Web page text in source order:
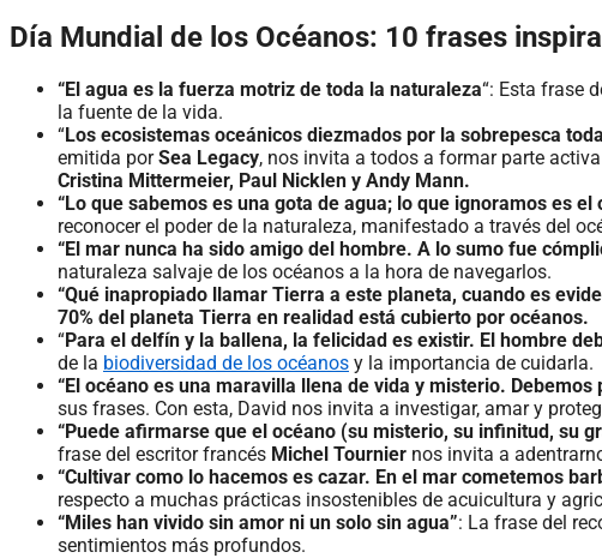
Día Mundial de los Océanos: 10 frases
“El agua es la fuerza motriz de toda la naturaleza“: Esta frase
la fuente de la vida.
“Los ecosistemas oceánicos diezmados por la sobrepesca
emitida porSea Legacy, nos invita a todos a formar parte
Cristina Mittermeier, Paul Nicklen y Andy Mann.
“Lo que sabemos es una gota de agua; lo que ignoramos es el
reconocer el poder de la naturaleza, manifestado a través del
“El mar nunca ha sido amigo del hombre. A lo sumo fue
naturaleza salvaje de los océanos a la hora de navegarlos.
“Qué inapropiado llamar Tierra a este planeta, cuando es
70% del planeta Tierra en realidad está cubierto por océanos.
“Para el delfín y la ballena, la felicidad es existir. El hombre
de la biodiversidad de los océanos y la importancia de cuidarla.
“El océano es una maravilla llena de vida y misterio.
sus frases. Con esta, David nos invita a investigar, amar y
“Puede afirmarse que el océano (su misterio, su infinitud, su
frase del escritor francés Michel Tournier nos invita a
“Cultivar como lo hacemos es cazar. En el mar cometemos
respecto a muchas prácticas insostenibles de acuicultura y
“Miles han vivido sin amor ni un solo sin agua”: La frase del
sentimientos más profundos.